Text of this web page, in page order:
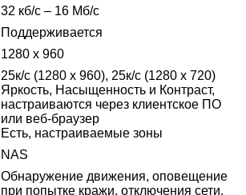
32 кб/с – 16 Мб/с
Поддерживается
1280 x 960
25к/с (1280 x 960), 25к/с (1280 x 720)
Яркость, Насыщенность и Контраст,
настраиваются через клиентское ПО
или веб-браузер
Есть, настраиваемые зоны
NAS
Обнаружение движения, оповещение
при попытке кражи, отключения сети,